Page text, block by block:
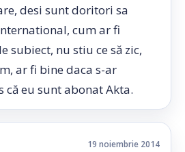
desi sunt doritori sa
cum ar fi
subiect, nu stiu ce să zic,
ar fi bine daca s-ar
că eu sunt abonat Akta.
19 noiembrie 2014